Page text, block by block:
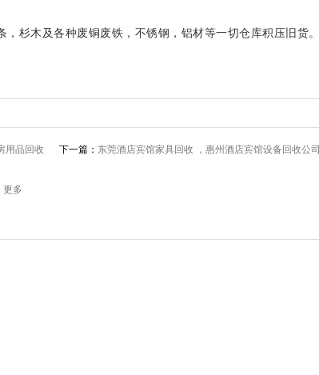
木及各种废铜废铁，不锈钢，铝材等一切仓库积压旧货。
用品回收 下一篇： 东莞酒店宾馆家具回收 ，惠州酒店宾馆设备回收公司
更多